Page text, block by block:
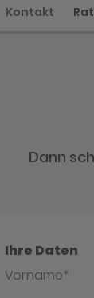
Kontakt
Dann
Ihre Daten
Vorname*